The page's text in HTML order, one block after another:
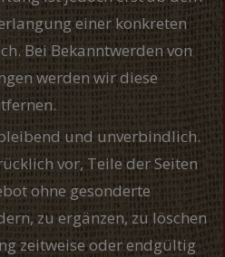
einer konkreten
Bei Bekanntwerden von
werden wir diese
und unverbindlich.
vor, Teile der Seiten
ohne gesonderte
zu ergänzen, zu löschen
zeitweise oder endgültig